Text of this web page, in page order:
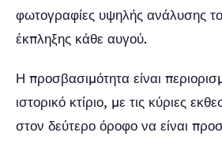
φωτογραφίες υψηλής ανάλυσης
έκπληξης κάθε αυγού.
Η προσβασιμότητα είναι
ιστορικό κτίριο, με τις κύριες
στον δεύτερο όροφο να είναι